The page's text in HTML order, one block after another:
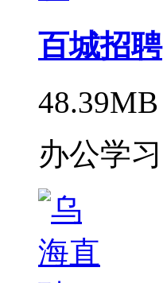
百城招聘
48.39MB
办公学习